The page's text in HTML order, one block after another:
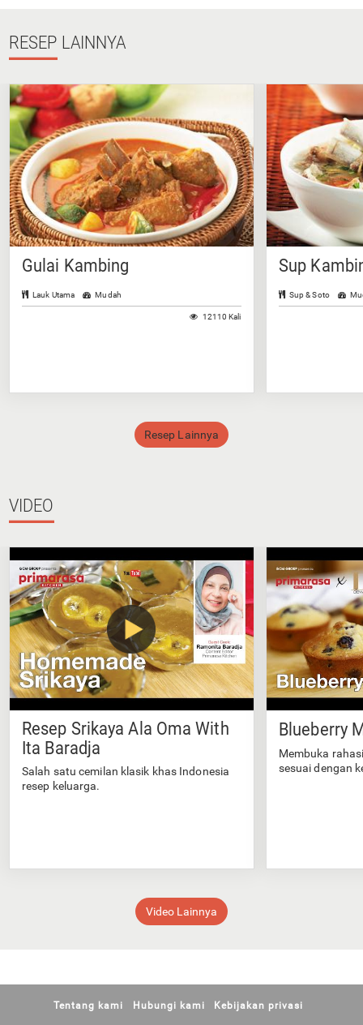
RESEP LAINNYA
Gulai Kambing
Lauk Utama Mudah
12110 Kali
Sup
Sup & Soto
Resep Lainnya
VIDEO
Resep Srikaya Ala Oma With
Ita Baradja
Salah satu cemilan klasik khas Indonesia
resep keluarga.
Blueberry
Membuka
sesuai dengan
Video Lainnya
Tentang kami Hubungi kami Kebijakan privasi